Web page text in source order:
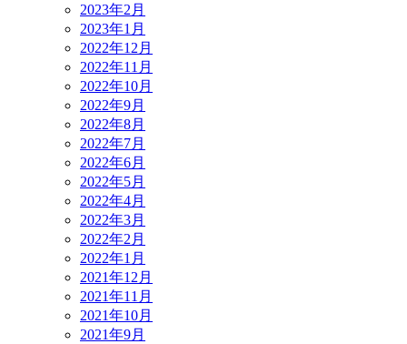
2023年2月
2023年1月
2022年12月
2022年11月
2022年10月
2022年9月
2022年8月
2022年7月
2022年6月
2022年5月
2022年4月
2022年3月
2022年2月
2022年1月
2021年12月
2021年11月
2021年10月
2021年9月